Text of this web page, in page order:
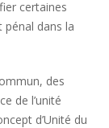
certaines
dans la
des
de l’unité
d’Unité du